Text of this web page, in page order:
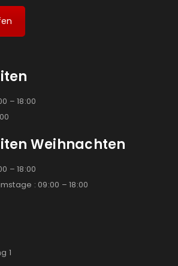
– 18:00
Weihnachten
– 18:00
: 09:00 – 18:00
1